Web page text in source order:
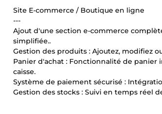
Site E-commerce / Boutique en ligne
---
Ajout d'une section e-commerce
simplifiée..
Gestion des produits : Ajoutez, modifiez
Panier d'achat : Fonctionnalité de
caisse.
Système de paiement sécurisé :
Gestion des stocks : Suivi en temps réel